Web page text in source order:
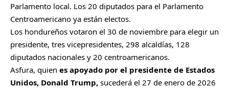
Parlamento local. Los 20 diputados para el Parlamento
Centroamericano ya están electos.
Los hondureños votaron el 30 de noviembre para elegir un
presidente, tres vicepresidentes, 298 alcaldías, 128
diputados nacionales y 20 centroamericanos.
Asfura, quien es apoyado por el presidente de Estados
Unidos, Donald Trump, sucederá el 27 de enero de 2026